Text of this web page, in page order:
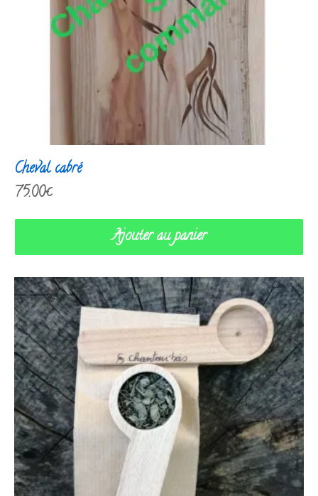
Cheval cabré
75.00€
Ajouter au panier